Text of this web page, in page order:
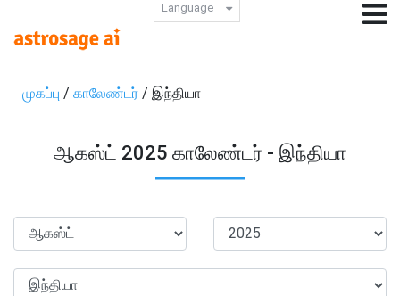
Language
முகப்பு / காலேண்டர் / இந்தியா
ஆகஸ்ட் 2025 காலேண்டர் - இந்தியா